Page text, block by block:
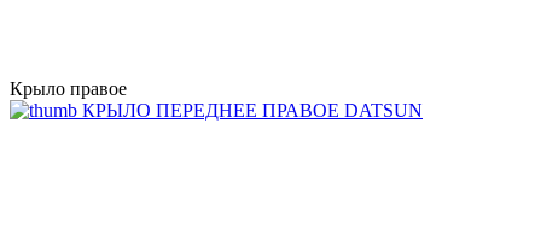
Крыло правое
КРЫЛО ПЕРЕДНЕЕ ПРАВОЕ DATSUN